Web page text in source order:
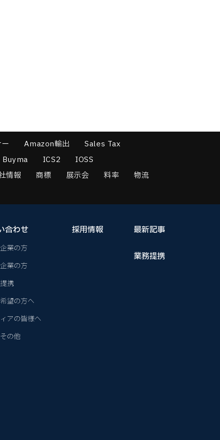
Amazon輸出
Sales Tax
Buyma
ICS2
IOSS
情報
商標 展示会 料率 物流
合わせ
業の方
業の方
携
望の方へ
アの皆様へ
の他
採用情報 最新記事
業務提携